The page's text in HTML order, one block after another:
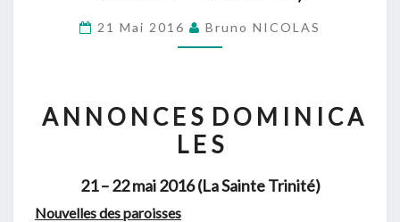
22
MAI
2016
(LA
SAINTE
21 Mai 2016 Bruno NICOLAS
A N N O N C E S D O M I N I C A
L E S
21 – 22 mai 2016 (La Sainte Trinité)
Nouvelles des paroisses